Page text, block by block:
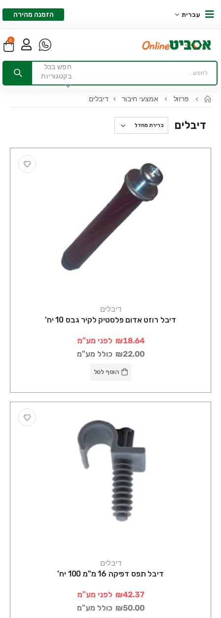
עברית הזמנה מהירה
0
חפש בכל
בקטגוריות
פרזול אמצעי חיבור דיבלים
דיבלים
דיבלים
דיבל רוזט אדום פלסטיק לקיר גבס 10 יח'
₪18.64 לפני מע"מ
₪22.00 כולל מע"מ
הוסף לסל
דיבלים
דיבל תפס דפיקה 16 מ"מ 100 יח'
₪42.37 לפני מע"מ
₪50.00 כולל מע"מ